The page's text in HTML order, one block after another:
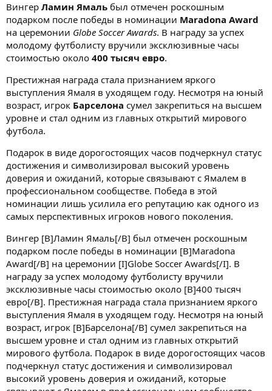
Вингер Ламин Ямаль был отмечен роскошным
подарком после победы в номинации Maradona Award
на церемонии Globe Soccer Awards. В награду за успех
молодому футболисту вручили эксклюзивные часы
стоимостью около 400 тысяч евро.
Престижная награда стала признанием яркого
выступления Ямаля в уходящем году. Несмотря на юный
возраст, игрок Барселона сумел закрепиться на высшем
уровне и стал одним из главных открытий мирового
футбола.
Подарок в виде дорогостоящих часов подчеркнул статус
достижения и символизировал высокий уровень
доверия и ожиданий, которые связывают с Ямалем в
профессиональном сообществе. Победа в этой
номинации лишь усилила его репутацию как одного из
самых перспективных игроков нового поколения.
Вингер [B]Ламин Ямаль[/B] был отмечен роскошным
подарком после победы в номинации [B]Maradona
Award[/B] на церемонии [I]Globe Soccer Awards[/I]. В
награду за успех молодому футболисту вручили
эксклюзивные часы стоимостью около [B]400 тысяч
евро[/B]. Престижная награда стала признанием яркого
выступления Ямаля в уходящем году. Несмотря на юный
возраст, игрок [B]Барселона[/B] сумел закрепиться на
высшем уровне и стал одним из главных открытий
мирового футбола. Подарок в виде дорогостоящих часов
подчеркнул статус достижения и символизировал
высокий уровень доверия и ожиданий, которые